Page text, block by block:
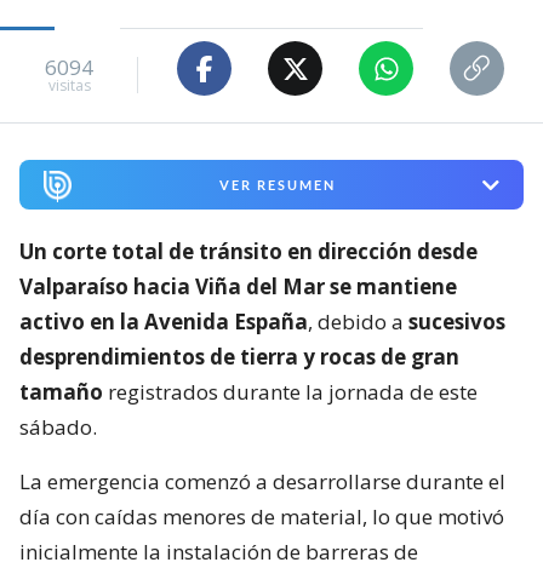
6094
visitas
VER RESUMEN
Un corte total de tránsito en dirección desde
Valparaíso hacia Viña del Mar se mantiene
activo en la Avenida España, debido a sucesivos
desprendimientos de tierra y rocas de gran
tamaño registrados durante la jornada de este
sábado.
La emergencia comenzó a desarrollarse durante el
día con caídas menores de material, lo que motivó
inicialmente la instalación de barreras de